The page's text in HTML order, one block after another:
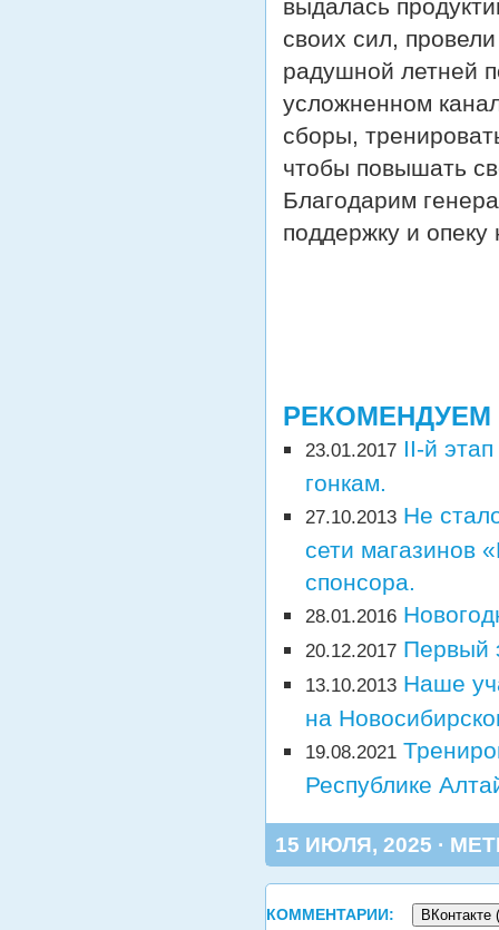
выдалась
своих сил,
радушной летней
усложненном
сборы,
чтобы повышать
Благодарим
поддержку и
23.01.2017 II-й
гонкам.
27.10.2013 Не
сети магазинов
спонсора.
28.01.2016
20.12.2017 Первый
13.10.2013 Наше
на
19.08.2021
Республике
15 ИЮЛЯ, 2025 ·
КОММЕНТАРИИ: ВКонтакте (